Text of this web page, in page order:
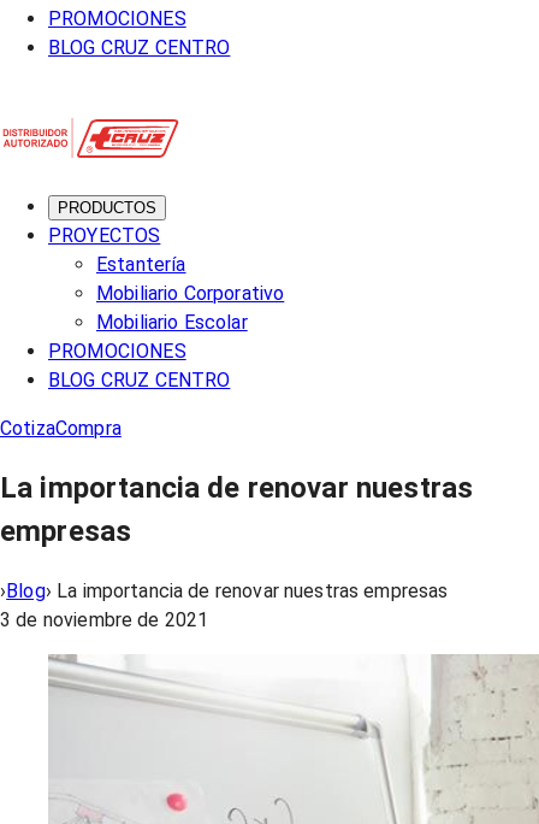
PROMOCIONES
BLOG CRUZ CENTRO
PRODUCTOS
PROYECTOS
Estantería
Mobiliario Corporativo
Mobiliario Escolar
PROMOCIONES
BLOG CRUZ CENTRO
CotizaCompra
La importancia de renovar nuestras
empresas
› Blog› La importancia de renovar nuestras empresas
3 de noviembre de 2021